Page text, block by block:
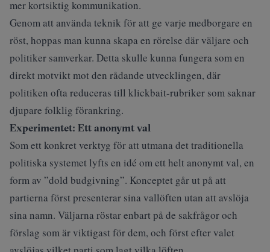
mer kortsiktig kommunikation.
Genom att använda teknik för att ge varje medborgare en
röst, hoppas man kunna skapa en rörelse där väljare och
politiker samverkar. Detta skulle kunna fungera som en
direkt motvikt mot den rådande utvecklingen, där
politiken ofta reduceras till klickbait-rubriker som saknar
djupare folklig förankring.
Experimentet: Ett anonymt val
Som ett konkret verktyg för att utmana det traditionella
politiska systemet lyfts en idé om ett helt anonymt val, en
form av ”dold budgivning”. Konceptet går ut på att
partierna först presenterar sina vallöften utan att avslöja
sina namn. Väljarna röstar enbart på de sakfrågor och
förslag som är viktigast för dem, och först efter valet